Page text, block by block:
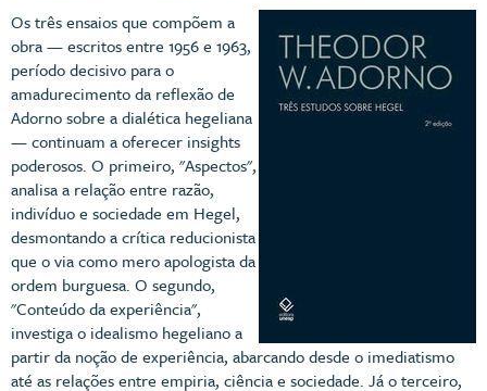
Os três ensaios que compõem a
obra — escritos entre 1956 e 1963,
período decisivo para o
amadurecimento da reflexão de
Adorno sobre a dialética hegeliana
— continuam a oferecer insights
poderosos. O primeiro, "Aspectos",
analisa a relação entre razão,
indivíduo e sociedade em Hegel,
desmontando a crítica reducionista
que o via como mero apologista da
ordem burguesa. O segundo,
"Conteúdo da experiência",
investiga o idealismo hegeliano a
partir da noção de experiência, abarcando desde o imediatismo
até as relações entre empiria, ciência e sociedade. Já o terceiro,